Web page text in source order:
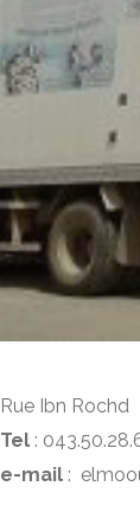
Rue Ibn Rochd
Tel :
e-mail :